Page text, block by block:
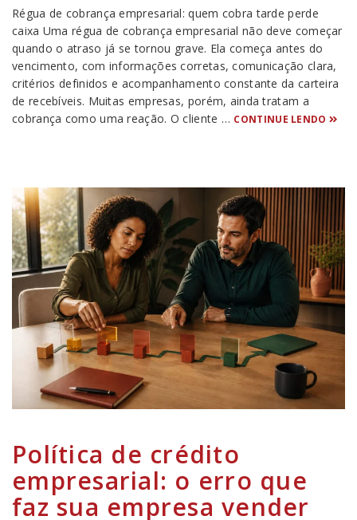
Régua de cobrança empresarial: quem cobra tarde perde
caixa Uma régua de cobrança empresarial não deve começar
quando o atraso já se tornou grave. Ela começa antes do
vencimento, com informações corretas, comunicação clara,
critérios definidos e acompanhamento constante da carteira
de recebíveis. Muitas empresas, porém, ainda tratam a
cobrança como uma reação. O cliente … CONTINUE LENDO
Política de crédito
empresarial: o erro que
faz sua empresa vender